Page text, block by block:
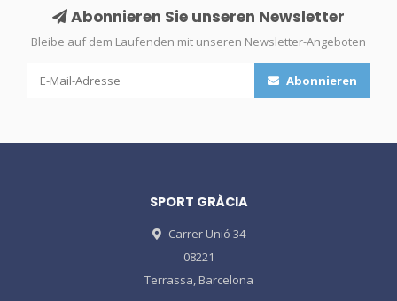
Abonnieren Sie unseren Newsletter
Bleibe auf dem Laufenden mit unseren Newsletter-Angeboten
Abonnieren
SPORT GRÀCIA
Carrer Unió 34
08221
Terrassa, Barcelona